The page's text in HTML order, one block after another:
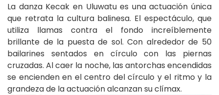
La danza Kecak en Uluwatu es una actuación única
que retrata la cultura balinesa. El espectáculo, que
utiliza llamas contra el fondo increíblemente
brillante de la puesta de sol. Con alrededor de 50
bailarines sentados en círculo con las piernas
cruzadas. Al caer la noche, las antorchas encendidas
se encienden en el centro del círculo y el ritmo y la
grandeza de la actuación alcanzan su clímax.